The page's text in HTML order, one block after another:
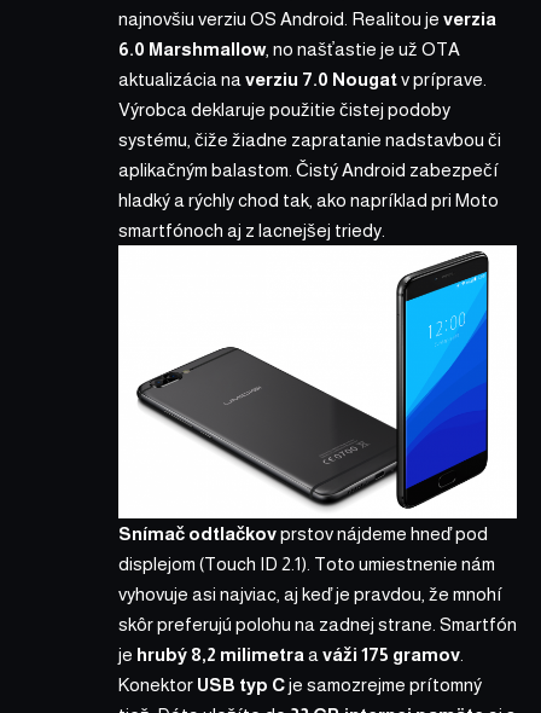
najnovšiu verziu OS Android. Realitou je verzia
6.0 Marshmallow, no našťastie je už OTA
aktualizácia na verziu 7.0 Nougatv príprave.
Výrobca deklaruje použitie čistej podoby
systému, čiže žiadne zapratanie nadstavbou či
aplikačným balastom. Čistý Android zabezpečí
hladký a rýchly chod tak, ako napríklad pri Moto
smartfónoch aj z lacnejšej triedy.
Snímač odtlačkovprstov nájdeme hneď pod
displejom (Touch ID 2.1). Toto umiestnenie nám
vyhovuje asi najviac, aj keď je pravdou, že mnohí
skôr preferujú polohu na zadnej strane. Smartfón
je hrubý 8,2 milimetra a váži 175 gramov
Konektor USB typ Cje samozrejme prítomný